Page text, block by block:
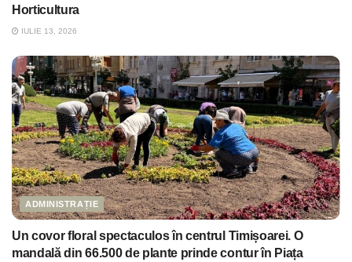
Horticultura
IULIE 13, 2026
ADMINISTRAȚIE
Un covor floral spectaculos în centrul Timișoarei. O
mandală din 66.500 de plante prinde contur în Piața